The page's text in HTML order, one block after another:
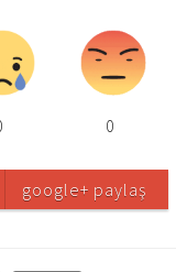
0
google+ paylaş